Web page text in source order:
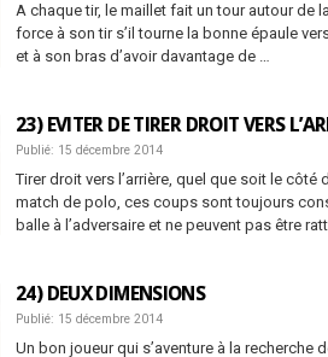
A chaque tir, le maillet fait un tour autour de
force à son tir s’il tourne la bonne épaule
et à son bras d’avoir davantage de …
23) EVITER DE TIRER DROIT VERS
Publié: 15 décembre 2014
Tirer droit vers l’arrière, quel que soit le
match de polo, ces coups sont toujours
balle à l’adversaire et ne peuvent pas être
24) DEUX DIMENSIONS
Publié: 15 décembre 2014
Un bon joueur qui s’aventure à la recherche